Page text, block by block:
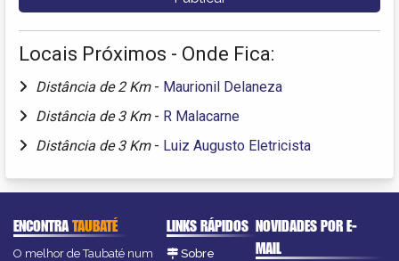
Locais Próximos - Onde Fica:
Distância de 2 Km - Maurionil Delaneza
Distância de 3 Km - R Malacarne
Distância de 3 Km - Luiz Augusto Eletricista
ENCONTRATAUBATÉ
O melhor de Taubaté num
LINKS RÁPIDOS
Sobre
NOVIDADES POR E-
MAIL